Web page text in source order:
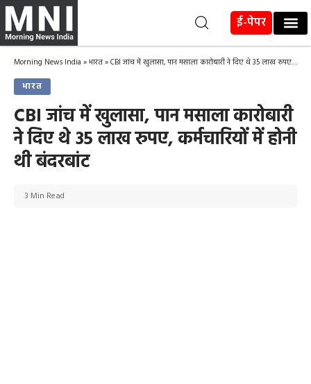
ई-पेपर
Morning News India »भारत»CBI जांच में खुलासा, पान मसाला कारोबारी ने दिए थे 35 लाख रुपए, कर्मचारियों में होनी थी बंदरबांट
भारत
CBI जांच में खुलासा, पान मसाला कारोबारी
ने दिए थे 35 लाख रुपए, कर्मचारियों में होनी
थी बंदरबांट
3 Min Read